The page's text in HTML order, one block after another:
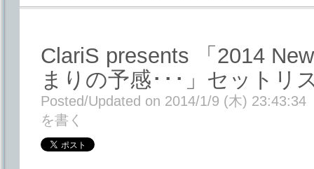
ClariS presents 「2014
まりの予感･･･」セットリ
Posted/Updated on 2014/1/9 (木) 23:43:34
を書く